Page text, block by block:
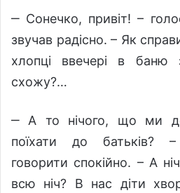
‒ Сонечко, привіт! –
звучав радісно. – Як
хлопці ввечері в
схожу?…
‒ А то нічого, що ми
поїхати до батьків?
говорити спокійно. – А
всю ніч? В нас діти